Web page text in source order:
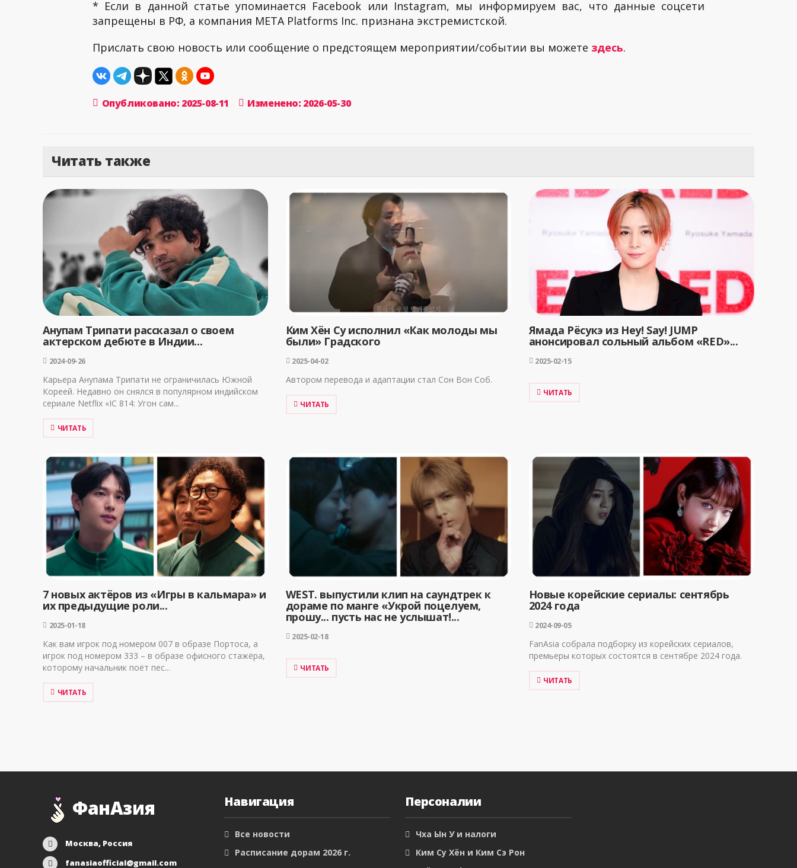
* Если в данной статье упоминается Facebook или Instagram, мы информируем вас, что данные соцсети
запрещены в РФ, а компания META Platforms Inc. признана экстремистской.
Прислать свою новость или сообщение о предстоящем мероприятии/событии вы можете здесь.
Опубликовано: 2025-08-11 Изменено: 2026-05-30
Читать также
Анупам Трипати рассказал о своем
актерском дебюте в Индии...
2024-09-26
Карьера Анупама Трипати не ограничилась Южной
Кореей. Недавно он снялся в популярном индийском
сериале Netflix «IC 814: Угон сам...
ЧИТАТЬ
Ким Хён Су исполнил «Как молоды мы
были» Градского
2025-04-02
Автором перевода и адаптации стал Сон Вон Соб.
ЧИТАТЬ
Ямада Рёсукэ из Hey! Say! JUMP
анонсировал сольный альбом «RED»...
2025-02-15
ЧИТАТЬ
7 новых актёров из «Игры в кальмара» и
их предыдущие роли...
2025-01-18
Как вам игрок под номером 007 в образе Портоса, а
игрок под номером 333 – в образе офисного стажёра,
которому начальник поёт пес...
ЧИТАТЬ
WEST. выпустили клип на саундтрек к
дораме по манге «Укрой поцелуем,
прошу... пусть нас не услышат!...
2025-02-18
ЧИТАТЬ
Новые корейские сериалы: сентябрь
2024 года
2024-09-05
FanAsia собрала подборку из корейских сериалов,
премьеры которых состоятся в сентябре 2024 года.
ЧИТАТЬ
ФанАзия
Москва, Россия
fanasiaofficial@gmail.com
Навигация
Все новости
Расписание дорам 2026 г.
Персоналии
Чха Ын У и налоги
Ким Су Хён и Ким Сэ Рон